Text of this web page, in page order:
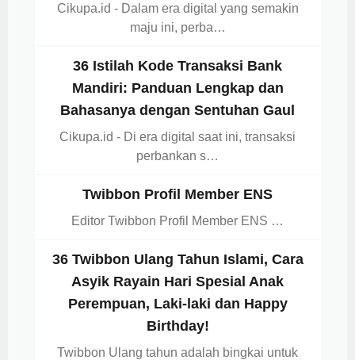
Cikupa.id - Dalam era digital yang semakin
maju ini, perba…
36 Istilah Kode Transaksi Bank
Mandiri: Panduan Lengkap dan
Bahasanya dengan Sentuhan Gaul
Cikupa.id - Di era digital saat ini, transaksi
perbankan s…
Twibbon Profil Member ENS
Editor Twibbon Profil Member ENS …
36 Twibbon Ulang Tahun Islami, Cara
Asyik Rayain Hari Spesial Anak
Perempuan, Laki-laki dan Happy
Birthday!
Twibbon Ulang tahun adalah bingkai untuk